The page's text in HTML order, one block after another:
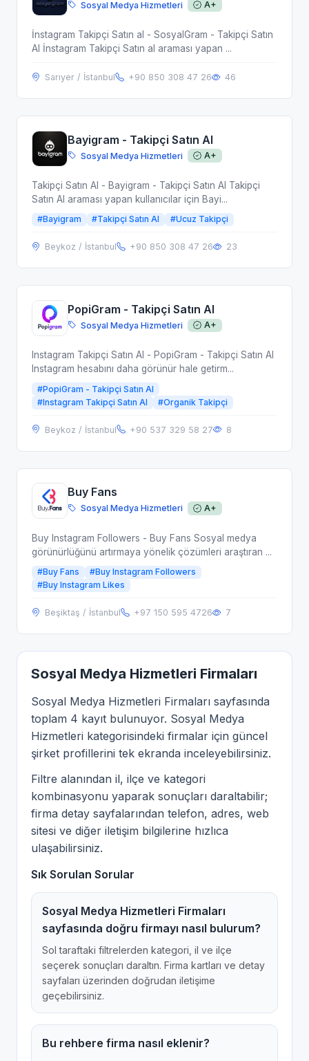
Sosyal Medya Hizmetleri A+
İnstagram Takipçi Satın al - SosyalGram - Takipçi Satın
Al İnstagram Takipçi Satın al araması yapan ...
Sarıyer / İstanbul +90 850 308 47 26 46
Bayigram - Takipçi Satın Al
Sosyal Medya Hizmetleri A+
Takipçi Satın Al - Bayigram - Takipçi Satın Al Takipçi
Satın Al araması yapan kullanıcılar için Bayi...
#Bayigram #Takipçi Satın Al #Ucuz Takipçi
Beykoz / İstanbul +90 850 308 47 26 23
PopiGram - Takipçi Satın Al
Sosyal Medya Hizmetleri A+
Instagram Takipçi Satın Al - PopiGram - Takipçi Satın Al
Instagram hesabını daha görünür hale getirm...
#PopiGram - Takipçi Satın Al
#Instagram Takipçi Satın Al
#Organik Takipçi
Beykoz / İstanbul +90 537 329 58 27 8
Buy Fans
Sosyal Medya Hizmetleri A+
Buy Instagram Followers - Buy Fans Sosyal medya
görünürlüğünü artırmaya yönelik çözümleri araştıran ...
#Buy Fans
#Buy Instagram Followers
#Buy Instagram Likes
Beşiktaş / İstanbul +97 150 595 4726 7
Sosyal Medya Hizmetleri Firmaları
Sosyal Medya Hizmetleri Firmaları sayfasında
toplam 4 kayıt bulunuyor. Sosyal Medya
Hizmetleri kategorisindeki firmalar için güncel
şirket profillerini tek ekranda inceleyebilirsiniz.
Filtre alanından il, ilçe ve kategori
kombinasyonu yaparak sonuçları daraltabilir;
firma detay sayfalarından telefon, adres, web
sitesi ve diğer iletişim bilgilerine hızlıca
ulaşabilirsiniz.
Sık Sorulan Sorular
Sosyal Medya Hizmetleri Firmaları
sayfasında doğru firmayı nasıl bulurum?
Sol taraftaki filtrelerden kategori, il ve ilçe
seçerek sonuçları daraltın. Firma kartları ve detay
sayfaları üzerinden doğrudan iletişime
geçebilirsiniz.
Bu rehbere firma nasıl eklenir?